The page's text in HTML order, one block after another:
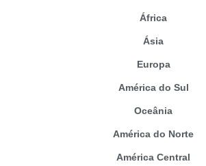
África
Ásia
Europa
América do Sul
Oceânia
América do Norte
América Central